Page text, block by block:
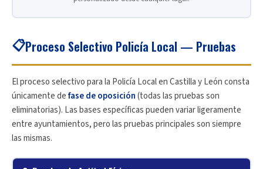
📋Proceso Selectivo Policía Local — Pruebas
El proceso selectivo para la Policía Local en Castilla y León consta
únicamente defase de oposición(todas las pruebas son
eliminatorias). Las bases específicas pueden variar ligeramente
entre ayuntamientos, pero las pruebas principales son siempre
las mismas.